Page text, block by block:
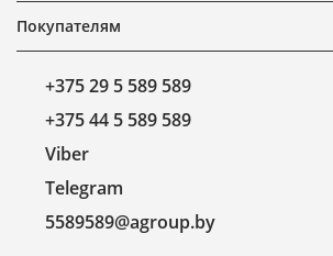
Покупателям
+375 29 5 589 589
+375 44 5 589 589
Viber
Telegram
5589589@agroup.by